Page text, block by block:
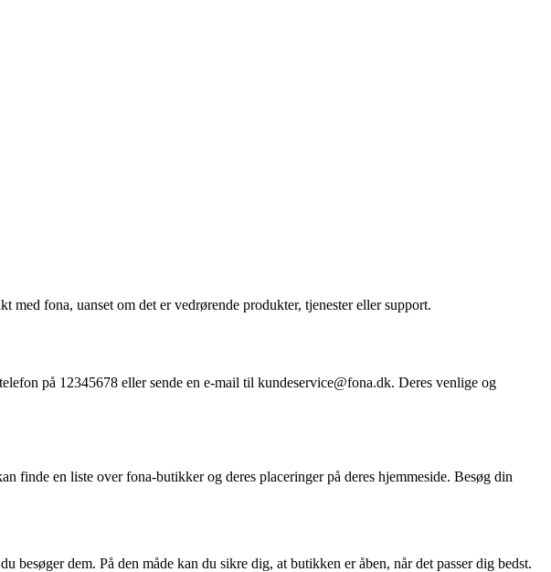
fona, uanset om det er vedrørende produkter, tjenester eller support.
på 12345678 eller sende en e-mail til kundeservice@fona.dk. Deres venlige og
finde en liste over fona-butikker og deres placeringer på deres hjemmeside. Besøg din
dem. På den måde kan du sikre dig, at butikken er åben, når det passer dig bedst.